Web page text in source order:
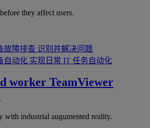
they affect users.
故障排查 识别并解决问题
自动化 实现日常 IT 任务自动化
worker TeamViewer
with industrial augumented reality.